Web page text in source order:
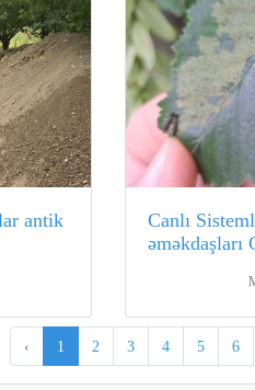
antik
Canlı
‹ 1 2 3 4 5 6